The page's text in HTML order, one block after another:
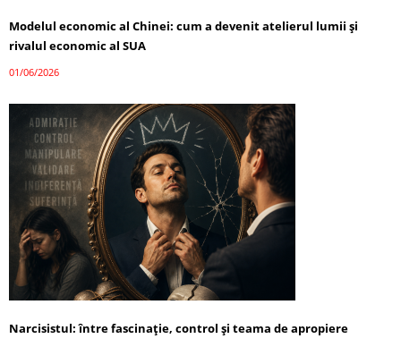
Modelul economic al Chinei: cum a devenit atelierul lumii și
rivalul economic al SUA
01/06/2026
Narcisistul: între fascinație, control și teama de apropiere